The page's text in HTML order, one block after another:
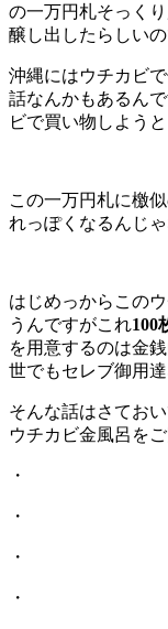
の一万円札そっく
醸し出したらしいの
沖縄にはウチカビ
話なんかもあるん
ビで買い物しよう
この一万円札に檄
れっぽくなるんじゃ
はじめっからこの
うんですがこれ100
を用意するのは金
世でもセレブ御用
そんな話はさてお
ウチカビ金風呂を
・
・
・
・